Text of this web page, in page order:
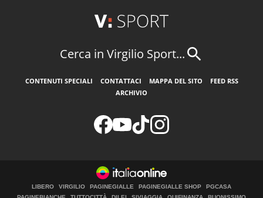
Cerca in Virgilio Sport...
CONTENUTI SPECIALI CONTATTACI MAPPA DEL SITO
FEED RSS
ARCHIVIO
LIBERO VIRGILIO PAGINEGIALLE PAGINEGIALLE SHOP
PGCASA